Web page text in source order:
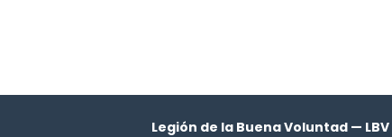
Legión de la Buena Voluntad — LBV